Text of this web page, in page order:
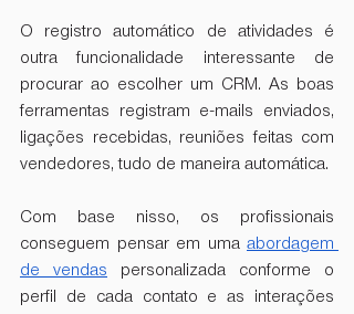
O registro automático de atividades é
outra funcionalidade interessante de
procurar ao escolher um CRM. As boas
ferramentas registram e-mails enviados,
ligações recebidas, reuniões feitas com
vendedores, tudo de maneira automática.
Com base nisso, os profissionais
conseguem pensar em uma abordagem
de vendas personalizada conforme o
perfil de cada contato e as interações